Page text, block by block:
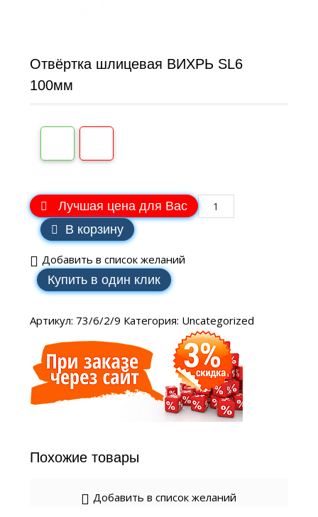
Отвёртка шлицевая ВИХРЬ SL6
100мм
Лучшая цена для Вас
В корзину
Добавить в список желаний
Купить в один клик
Артикул: 73/6/2/9 Категория: Uncategorized
Похожие товары
Добавить в список желаний